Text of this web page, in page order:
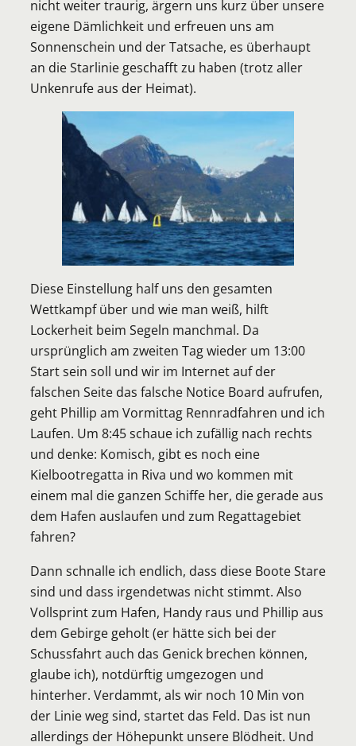
nicht weiter traurig, ärgern uns kurz über unsere
eigene Dämlichkeit und erfreuen uns am
Sonnenschein und der Tatsache, es überhaupt
an die Starlinie geschafft zu haben (trotz aller
Unkenrufe aus der Heimat).
Diese Einstellung half uns den gesamten
Wettkampf über und wie man weiß, hilft
Lockerheit beim Segeln manchmal. Da
ursprünglich am zweiten Tag wieder um 13:00
Start sein soll und wir im Internet auf der
falschen Seite das falsche Notice Board aufrufen,
geht Phillip am Vormittag Rennradfahren und ich
Laufen. Um 8:45 schaue ich zufällig nach rechts
und denke: Komisch, gibt es noch eine
Kielbootregatta in Riva und wo kommen mit
einem mal die ganzen Schiffe her, die gerade aus
dem Hafen auslaufen und zum Regattagebiet
fahren?
Dann schnalle ich endlich, dass diese Boote Stare
sind und dass irgendetwas nicht stimmt. Also
Vollsprint zum Hafen, Handy raus und Phillip aus
dem Gebirge geholt (er hätte sich bei der
Schussfahrt auch das Genick brechen können,
glaube ich), notdürftig umgezogen und
hinterher. Verdammt, als wir noch 10 Min von
der Linie weg sind, startet das Feld. Das ist nun
allerdings der Höhepunkt unsere Blödheit. Und